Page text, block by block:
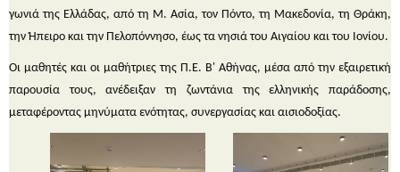
γωνιά της Ελλάδας, από τη Μ. Ασία, τον Πόντο, τη Μακεδονία, τη Θράκη,
την Ήπειρο και την Πελοπόννησο, έως τα νησιά του Αιγαίου και του Ιονίου.
Οι μαθητές και οι μαθήτριες της Π.Ε. Β' Αθήνας, μέσα από την εξαιρετική
παρουσία τους, ανέδειξαν τη ζωντάνια της ελληνικής παράδοσης,
μεταφέροντας μηνύματα ενότητας, συνεργασίας και αισιοδοξίας.